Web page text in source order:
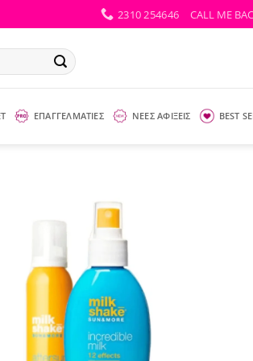
2310 254646 CALL ME
ΕΠΑΓΓΕΛΜΑΤΙΕΣ ΝΕΕΣ ΑΦΙΞΕΙΣ BEST